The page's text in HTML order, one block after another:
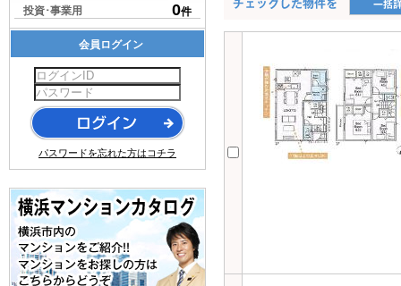
投資･事業用
0件
会員ログイン
パスワードを忘れた方はコチラ